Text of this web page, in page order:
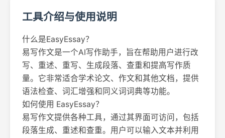
工具介绍与使用说明
什么是EasyEssay？
易写作文是一个AI写作助手，旨在帮助用户进行改
写、重述、重写、生成段落、查重和提高写作质
量。它非常适合学术论文、作文和其他文档，提供
语法检查、词汇增强和同义词词典等功能。
如何使用 EasyEssay？
易写作文提供各种工具，通过其界面可访问，包括
段落生成、重述和查重。用户可以输入文本并利用